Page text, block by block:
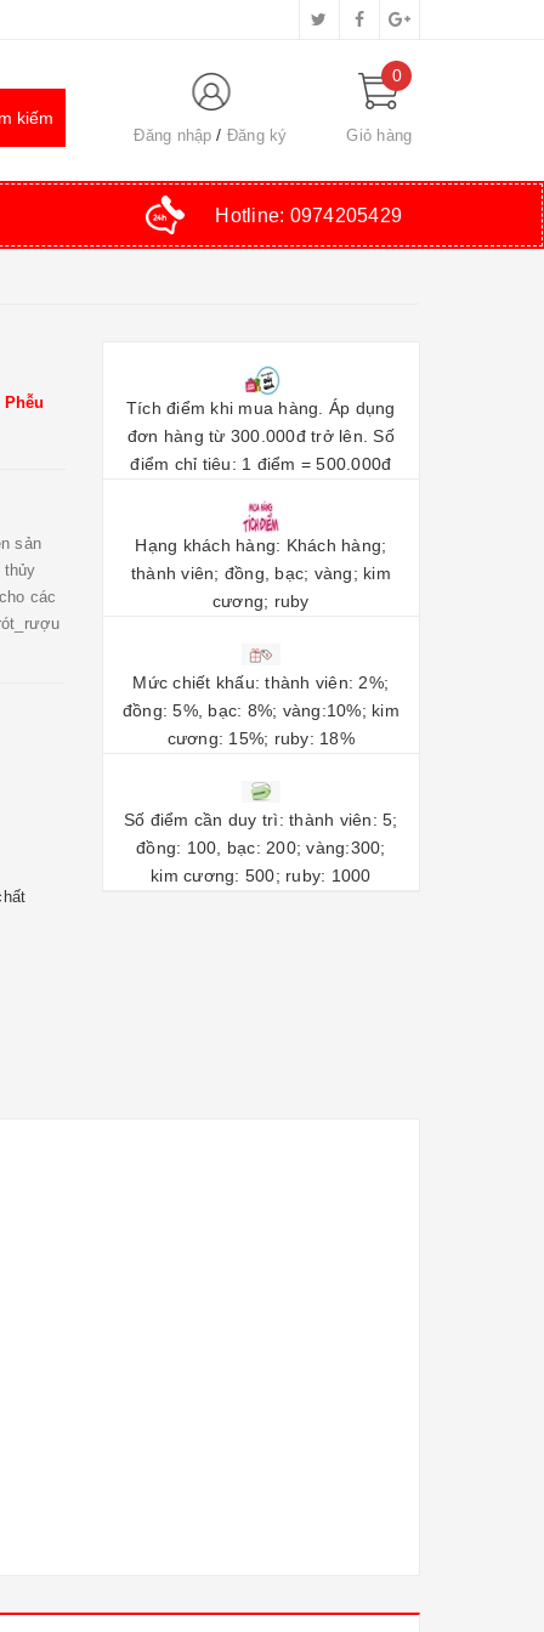
Đăng nhập Đăng ký
0
Giỏ hàng
Hotline: 0974205429
sản
thủy
các
Tích điểm khi mua hàng. Áp dụng
đơn hàng từ 300.000đ trở lên. Số
điểm chỉ tiêu: 1 điểm = 500.000đ
Hạng khách hàng: Khách hàng;
thành viên; đồng, bạc; vàng; kim
cương; ruby
Mức chiết khấu: thành viên: 2%;
đồng: 5%, bạc: 8%; vàng:10%; kim
cương: 15%; ruby: 18%
Số điểm cần duy trì: thành viên: 5;
đồng: 100, bạc: 200; vàng:300;
kim cương: 500; ruby: 1000